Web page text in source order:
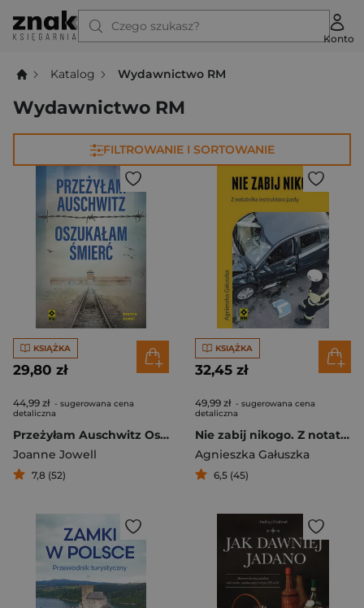
Czego szukasz?
Konto
Katalog Wydawnictwo RM
Wydawnictwo RM
FILTROWANIE I SORTOWANIE
KSIĄŻKA
29,80 zł
44,99 zł - sugerowana cena
detaliczna
Przeżyłam Auschwitz Oszukałam śmierć
Joanne Jowell
7,8 (52)
KSIĄŻKA
32,45 zł
49,99 zł - sugerowana cena
detaliczna
Nie zabij nikogo. Z notatnika instruktora jazdy
Agnieszka Gałuszka
6,5 (45)